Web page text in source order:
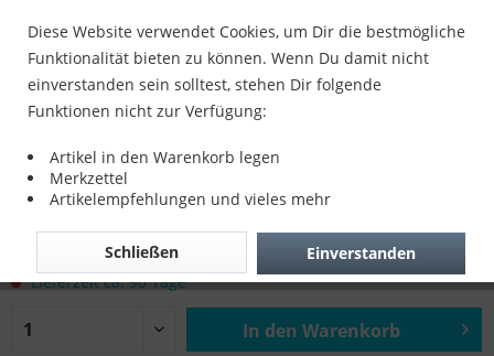
M31s
13,90 € *
zzgl. Versandkosten
Lieferzeit ca. 90 Tage
In den Warenkorb
Diese Website verwendet Cookies, um Dir die bestmögliche
Funktionalität bieten zu können. Wenn Du damit nicht
einverstanden sein solltest, stehen Dir folgende
Funktionen nicht zur Verfügung:
Artikel in den Warenkorb legen
Merkzettel
Artikelempfehlungen und vieles mehr
Einverstanden
Schließen